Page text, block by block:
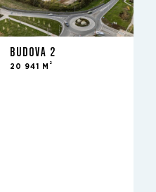
BUDOVA 2
20 941 M
2